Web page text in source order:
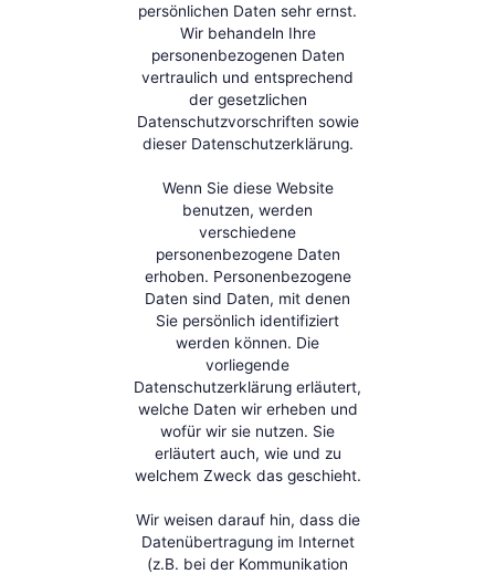
persönlichen Daten sehr ernst.
Wir behandeln Ihre
personenbezogenen Daten
vertraulich und entsprechend
der gesetzlichen
Datenschutzvorschriften sowie
dieser Datenschutzerklärung.
Wenn Sie diese Website
benutzen, werden
verschiedene
personenbezogene Daten
erhoben. Personenbezogene
Daten sind Daten, mit denen
Sie persönlich identifiziert
werden können. Die
vorliegende
Datenschutzerklärung erläutert,
welche Daten wir erheben und
wofür wir sie nutzen. Sie
erläutert auch, wie und zu
welchem Zweck das geschieht.
Wir weisen darauf hin, dass die
Datenübertragung im Internet
(z.B. bei der Kommunikation